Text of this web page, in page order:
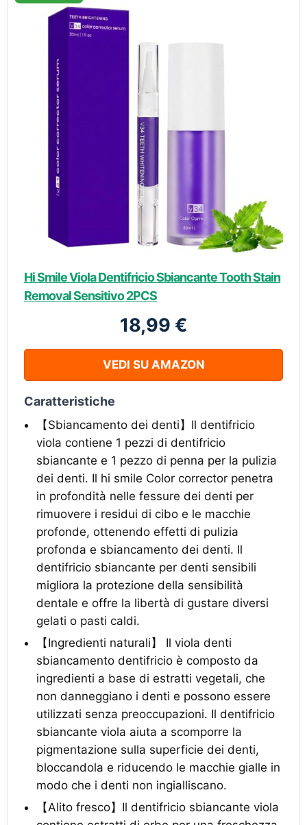
Hi Smile Viola Dentifricio Sbiancante Tooth Stain
Removal Sensitivo 2PCS
18,99 €
VEDI SU AMAZON
Caratteristiche
【Sbiancamento dei denti】Il dentifricio
viola contiene 1 pezzi di dentifricio
sbiancante e 1 pezzo di penna per la pulizia
dei denti. Il hi smile Color corrector penetra
in profondità nelle fessure dei denti per
rimuovere i residui di cibo e le macchie
profonde, ottenendo effetti di pulizia
profonda e sbiancamento dei denti. Il
dentifricio sbiancante per denti sensibili
migliora la protezione della sensibilità
dentale e offre la libertà di gustare diversi
gelati o pasti caldi.
【Ingredienti naturali】 Il viola denti
sbiancamento dentifricio è composto da
ingredienti a base di estratti vegetali, che
non danneggiano i denti e possono essere
utilizzati senza preoccupazioni. Il dentifricio
sbiancante viola aiuta a scomporre la
pigmentazione sulla superficie dei denti,
bloccandola e riducendo le macchie gialle in
modo che i denti non ingialliscano.
【Alito fresco】Il dentifricio sbiancante viola